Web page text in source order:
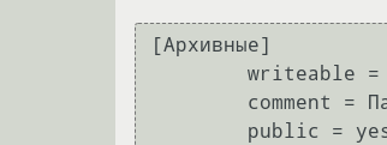
[Архивные]